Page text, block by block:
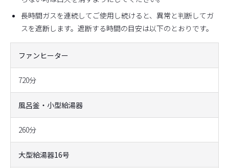
長時間ガスを連続してご使用し続けると、異常と判断してガ
スを遮断します。遮断する時間の目安は以下のとおりです。
ファンヒーター
720分
風呂釜・小型給湯器
260分
大型給湯器16号